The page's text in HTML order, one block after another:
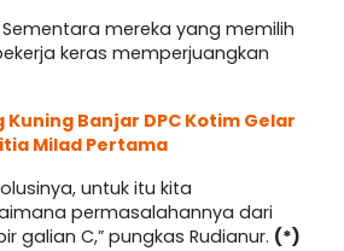
mereka yang memilih
keras memperjuangkan
Kuning Banjar DPC Kotim Gelar
Milad Pertama
untuk itu kita
permasalahannya dari
galian C,” pungkas Rudianur. (*)